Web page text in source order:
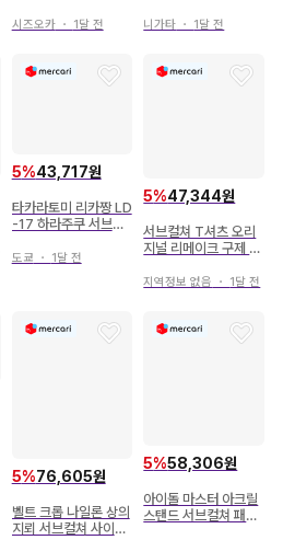
시즈오카・ 1달 전
쳐
니가타 ・ 1달 전
5%43,717원
타카라토미 리카짱 LD
-17 하라주쿠 서브컬
도쿄 ・ 1달 전
5%47,344원
서브컬쳐 T셔츠 오리
지널 리메이크 구제 의
지역정보 없음 ・ 1달 전
5%76,605원
벨트 크롭 나일론 상의
지뢰 서브컬쳐 사이버
5%58,306원
아이돌 마스터 아크릴
스탠드 서브컬쳐 패션